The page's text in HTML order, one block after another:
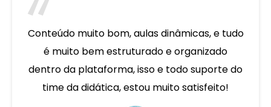
Conteúdo muito bom, aulas dinâmicas, e tudo
é muito bem estruturado e organizado
dentro da plataforma, isso e todo suporte do
time da didática, estou muito satisfeito!